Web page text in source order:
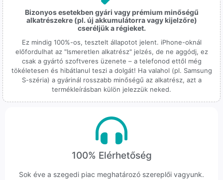
Bizonyos esetekben gyári vagy prémium minőségű
alkatrészekre (pl. új akkumulátorra vagy kijelzőre)
cseréljük a régieket.
Ez mindig 100%-os, tesztelt állapotot jelent. iPhone-oknál
előfordulhat az "Ismeretlen alkatrész" jelzés, de ne aggódj, ez
csak a gyártó szoftveres üzenete – a telefonod ettől még
tökéletesen és hibátlanul teszi a dolgát! Ha valahol (pl. Samsung
S-széria) a gyárinál rosszabb minőségű az alkatrész, azt a
termékleírásban külön jelezzük neked.
100% Elérhetőség
Sok éve a szegedi piac meghatározó szereplői vagyunk.